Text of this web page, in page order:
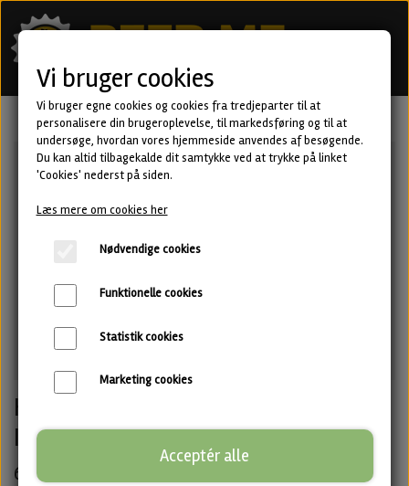
Hope inside the fire - New England
IPA fra Alefarm
60,00 kr.
Vi bruger cookies
Vi bruger egne cookies og cookies fra tredjeparter til at
personalisere din brugeroplevelse, til markedsføring og til at
undersøge, hvordan vores hjemmeside anvendes af besøgende.
Du kan altid tilbagekalde dit samtykke ved at trykke på linket
'Cookies' nederst på siden.
Læs mere om cookies her
Nødvendige cookies
Funktionelle cookies
Statistik cookies
Marketing cookies
Acceptér alle